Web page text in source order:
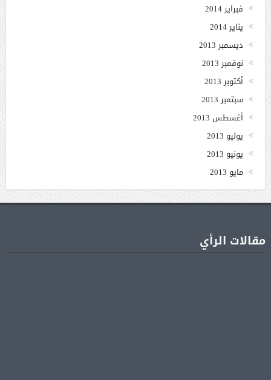
فبراير 2014
يناير 2014
ديسمبر 2013
نوفمبر 2013
أكتوبر 2013
سبتمبر 2013
أغسطس 2013
يوليو 2013
يونيو 2013
مايو 2013
مقالات الرأي